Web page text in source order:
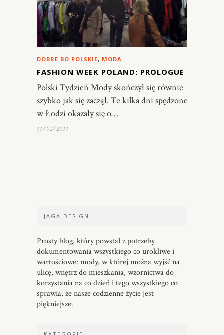
DOBRE BO POLSKIE, MODA
FASHION WEEK POLAND: PROLOGUE
Polski Tydzień Mody skończył się równie
szybko jak się zaczął. Te kilka dni spędzone
w Łodzi okazały się o…
11/02/2011
JAGA DESIGN
Prosty blog, który powstał z potrzeby
dokumentowania wszystkiego co urokliwe i
wartościowe: mody, w której można wyjść na
ulicę, wnętrz do mieszkania, wzornictwa do
korzystania na co dzień i tego wszystkiego co
sprawia, że nasze codzienne życie jest
piękniejsze.